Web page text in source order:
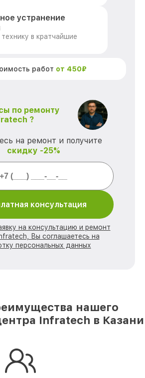
устранение
в кратчайшие
работ от 450₽
по ремонту
?
на ремонт и получите
скидку -25%
консультация
на консультацию и ремонт
Вы соглашаетесь на
персональных данных
нашего
Infratech в Казани